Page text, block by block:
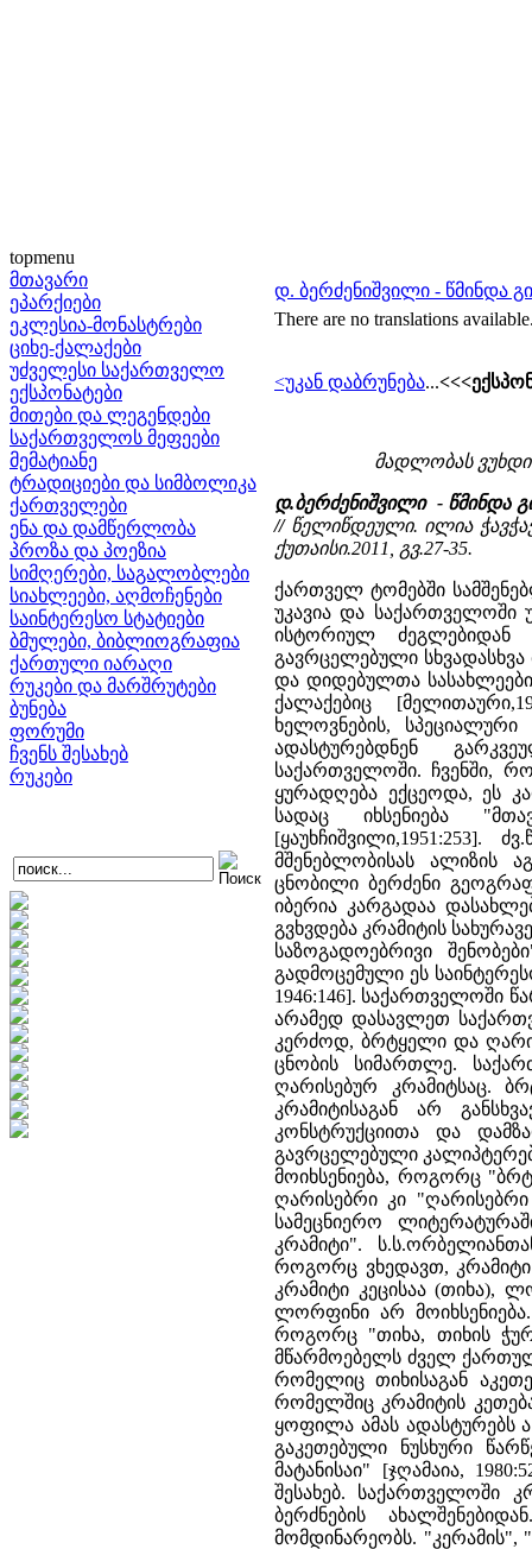
topmenu
მთავარი
ეპარქიები
ეკლესია-მონასტრები
ციხე-ქალაქები
უძველესი საქართველო
ექსპონატები
მითები და ლეგენდები
საქართველოს მეფეები
მემატიანე
ტრადიციები და სიმბოლიკა
ქართველები
ენა და დამწერლობა
პროზა და პოეზია
სიმღერები, საგალობლები
სიახლეები, აღმოჩენები
საინტერესო სტატიები
ბმულები, ბიბლიოგრაფია
ქართული იარაღი
რუკები და მარშრუტები
ბუნება
ფორუმი
ჩვენს შესახებ
რუკები
დ. ბერძენიშვილი - წმინდა
There are no translations
<უკან დაბრუნება...
მადლობას
დ.ბერძენიშვილი - წმინდა
// წელიწდეული. ილია
ქუთაისი.2011, გვ.27-35.
ქართველ ტომებში
უკავია და საქართველოში
ისტორიულ
გავრცელებული სხვადასხვა
და დიდებულთა
ქალაქებიც
ხელოვნების,
ადასტურებდნენ
საქართველოში. ჩვენში,
ყურადღება ექცეოდა, ეს
სადაც იხსენიება
მშენებლობისას ალიზის
ცნობილი ბერძენი
იბერია კარგადაა
გვხვდება კრამიტის
საზოგადოებრივი
გადმოცემული ეს
1946:146]. საქართველოში
არამედ დასავლეთ
კერძოდ, ბრტყელი და
ცნობის სიმართლე.
ღარისებურ კრამიტსაც.
კრამიტისაგან არ
კონსტრუქციითა და
გავრცელებული
მოიხსენიება, როგორც
ღარისებრი კი
სამეცნიერო
კრამიტი".
როგორც ვხედავთ,
კრამიტი კეცისაა (თიხა),
ლორფინი არ
როგორც "თიხა, თიხის
მწარმოებელს ძველ
რომელიც თიხისაგან
რომელშიც კრამიტის
ყოფილა ამას ადასტურებს
გაკეთებული ნუსხური
მატანისაი" [ჯღამაია,
შესახებ. საქართველოში
ბერძნების
მომდინარეობს. "კერამის",